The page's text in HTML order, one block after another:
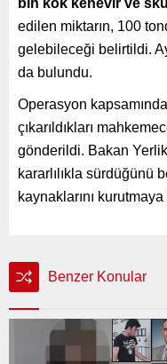
edilen miktarın, 100
gelebileceği belirtildi.
da bulundu.
Operasyon
çıkarıldıkları
gönderildi. Bakan
kararlılıkla sürdüğünü
kaynaklarını kurutmaya
Benzer Konular